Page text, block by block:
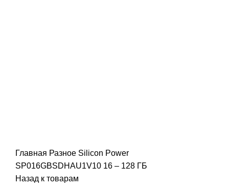
Главная Разное Silicon Power
SP016GBSDHAU1V10 16 – 128 ГБ
Назад к товарам